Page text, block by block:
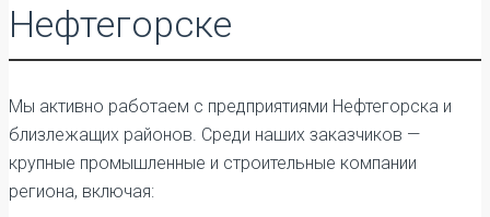
Нефтегорске
Мы активно работаем с предприятиями Нефтегорска и
близлежащих районов. Среди наших заказчиков —
крупные промышленные и строительные компании
региона, включая: